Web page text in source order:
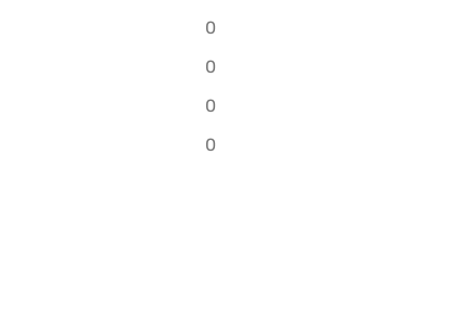
0
0
0
0